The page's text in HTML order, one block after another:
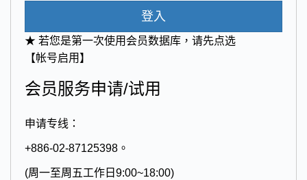
登入
★ 若您是第一次使用会员数据库，请先点选
【帐号启用】
会员服务申请/试用
申请专线：
+886-02-87125398。
(周一至周五工作日9:00~18:00)